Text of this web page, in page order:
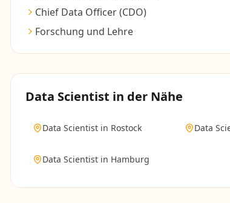
Chief Data Officer (CDO)
Forschung und Lehre
Data Scientist in der Nähe
Data Scientist in Rostock Data
Data Scientist in Hamburg